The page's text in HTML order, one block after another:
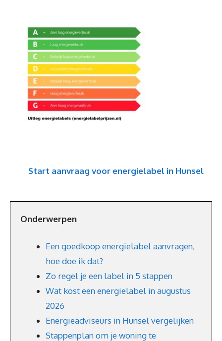
Start aanvraag voor energielabel in Hunsel
Onderwerpen
Een goedkoop energielabel aanvragen,
hoe doe ik dat?
Zo regel je een label in 5 stappen
Wat kost een energielabel in augustus
2026
Energieadviseurs in Hunsel vergelijken
Stappenplan om je woning te